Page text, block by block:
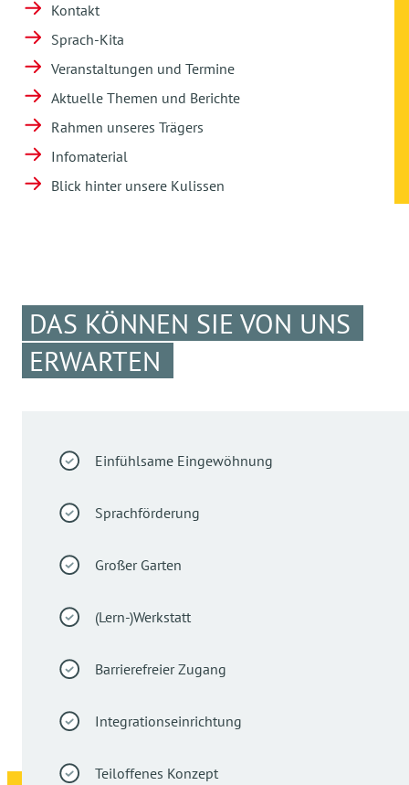
Kontakt
Sprach-Kita
Veranstaltungen und Termine
Aktuelle Themen und Berichte
Rahmen unseres Trägers
Infomaterial
Blick hinter unsere Kulissen
DAS KÖNNEN SIE VON UNS
ERWARTEN
Einfühlsame Eingewöhnung
Sprachförderung
Großer Garten
(Lern-)Werkstatt
Barrierefreier Zugang
Integrationseinrichtung
Teiloffenes Konzept